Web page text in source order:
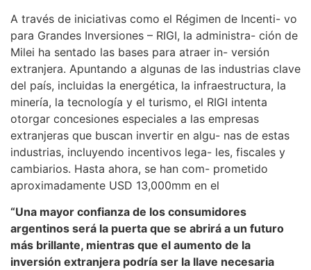
A través de iniciativas como el Régimen de Incenti- vo
para Grandes Inversiones – RIGI, la administra- ción de
Milei ha sentado las bases para atraer in- versión
extranjera. Apuntando a algunas de las industrias clave
del país, incluidas la energética, la infraestructura, la
minería, la tecnología y el turismo, el RIGI intenta
otorgar concesiones especiales a las empresas
extranjeras que buscan invertir en algu- nas de estas
industrias, incluyendo incentivos lega- les, fiscales y
cambiarios. Hasta ahora, se han com- prometido
aproximadamente USD 13,000mm en el
“Una mayor confianza de los consumidores
argentinos será la puerta que se abrirá a un futuro
más brillante, mientras que el aumento de la
inversión extranjera podría ser la llave necesaria